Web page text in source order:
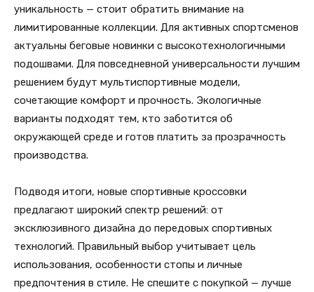
уникальность — стоит обратить внимание на
лимитированные коллекции. Для активных спортсменов
актуальны беговые новинки с высокотехнологичными
подошвами. Для повседневной универсальности лучшим
решением будут мультиспортивные модели,
сочетающие комфорт и прочность. Экологичные
варианты подходят тем, кто заботится об
окружающей среде и готов платить за прозрачность
производства.
Подводя итоги, новые спортивные кроссовки
предлагают широкий спектр решений: от
эксклюзивного дизайна до передовых спортивных
технологий. Правильный выбор учитывает цель
использования, особенности стопы и личные
предпочтения в стиле. Не спешите с покупкой — лучше